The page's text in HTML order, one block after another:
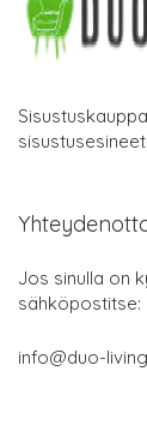
Jos sinulla on
sähköpostitse:
info@duo-